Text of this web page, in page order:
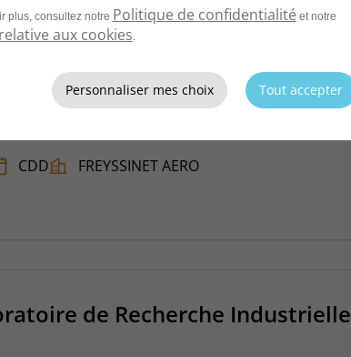
H/F
CDD
FREYSSINET AERO
de Recherche Industrielle
plus, consultez notre Politique de confidentialité et notre
aux cookies
Personnaliser mes choix Tout accepter